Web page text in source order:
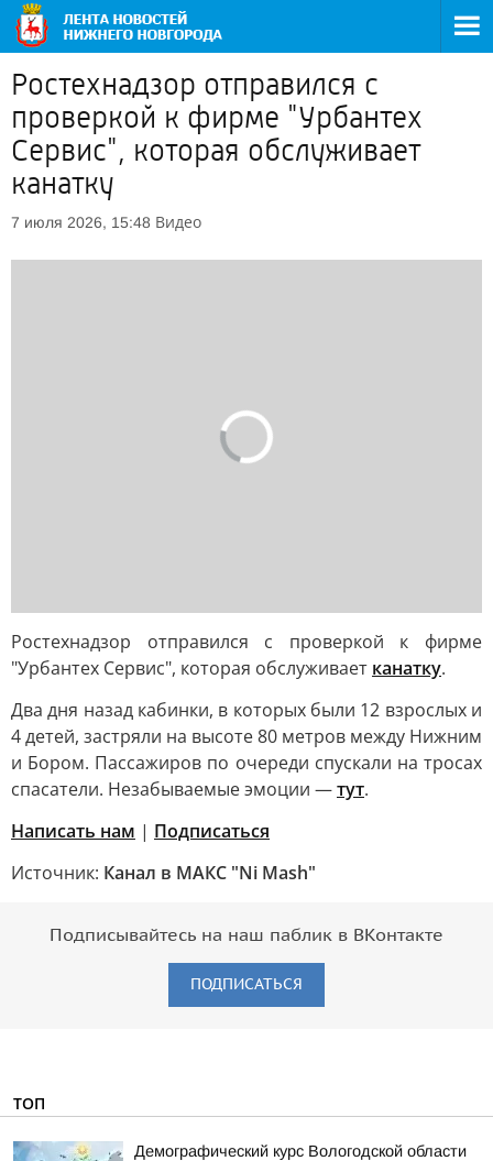
Ростехнадзор отправился с
проверкой к фирме "Урбантех
Сервис", которая обслуживает
канатку
7 июля 2026, 15:48 Видео
Ростехнадзор отправился с проверкой к фирме
"Урбантех Сервис", которая обслуживает канатку.
Два дня назад кабинки, в которых были 12 взрослых и
4 детей, застряли на высоте 80 метров между Нижним
и Бором. Пассажиров по очереди спускали на тросах
спасатели. Незабываемые эмоции —тут.
Написать нам | Подписаться
Источник: Канал в МАКС "Ni Mash"
Подписывайтесь на наш паблик в ВКонтакте
ПОДПИСАТЬСЯ
ТОП
Демографический курс Вологодской области